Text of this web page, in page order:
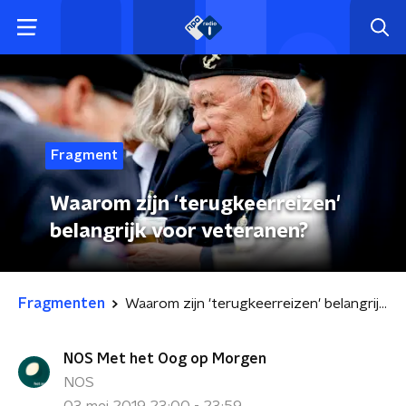
Fragment
Waarom zijn 'terugkeerreizen'
belangrijk voor veteranen?
Fragmenten Waarom zijn 'terugkeerreizen' belangrijk voor veteranen?
NOS Met het Oog op Morgen
NOS